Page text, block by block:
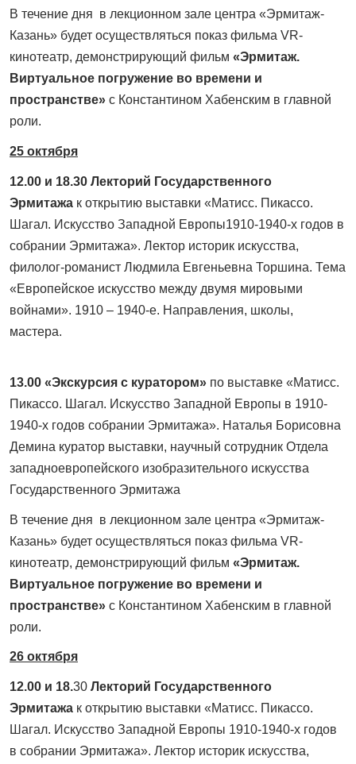
В течение дня в лекционном зале центра «Эрмитаж-
Казань» будет осуществляться показ фильма VR-
кинотеатр, демонстрирующий фильм «Эрмитаж.
Виртуальное погружение во времени и
пространстве» с Константином Хабенским в главной
роли.
25 октября
12.00 и 18.30 Лекторий Государственного
Эрмитажа к открытию выставки «Матисс. Пикассо.
Шагал. Искусство Западной Европы1910-1940-х годов в
собрании Эрмитажа». Лектор историк искусства,
филолог-романист Людмила Евгеньевна Торшина. Тема
«Европейское искусство между двумя мировыми
войнами». 1910 – 1940-е. Направления, школы,
мастера.
13.00 «Экскурсия с куратором» по выставке «Матисс.
Пикассо. Шагал. Искусство Западной Европы в 1910-
1940-х годов собрании Эрмитажа». Наталья Борисовна
Демина куратор выставки, научный сотрудник Отдела
западноевропейского изобразительного искусства
Государственного Эрмитажа
В течение дня в лекционном зале центра «Эрмитаж-
Казань» будет осуществляться показ фильма VR-
кинотеатр, демонстрирующий фильм «Эрмитаж.
Виртуальное погружение во времени и
пространстве» с Константином Хабенским в главной
роли.
26 октября
12.00 и 18.30 Лекторий Государственного
Эрмитажа к открытию выставки «Матисс. Пикассо.
Шагал. Искусство Западной Европы 1910-1940-х годов
в собрании Эрмитажа». Лектор историк искусства,